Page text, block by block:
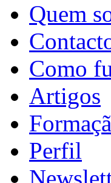
Quem
Como
Artigos
Perfil